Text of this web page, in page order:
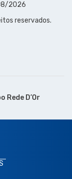
2026
reservados.
Rede D’Or